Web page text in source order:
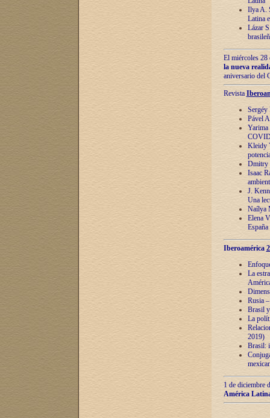
Ilya A.
Latina
Lázar
El miércoles 28
la nueva
aniversario del
Revista
Sergéy
Pável
Yarima
Kleidy
Dmitry
Isaac
J.
Una
Naílya
Elena
España
Iberoamérica
La
Rusia
Brasil
La
2019)
Brasil:
1 de diciembre
América